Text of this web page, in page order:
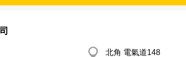
北角 電氣道148